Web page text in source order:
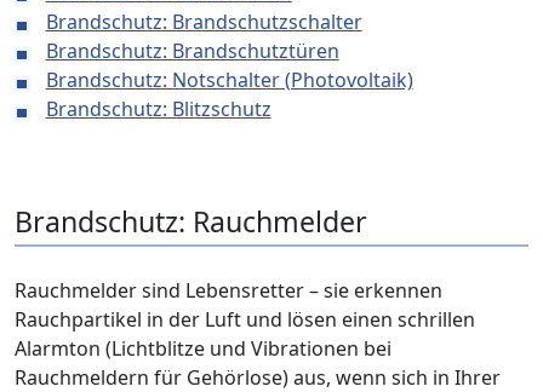
Brandschutz: Brandschutzschalter
Brandschutz: Brandschutztüren
Brandschutz: Notschalter (Photovoltaik)
Brandschutz: Blitzschutz
Brandschutz: Rauchmelder
Rauchmelder sind Lebensretter – sie erkennen
Rauchpartikel in der Luft und lösen einen schrillen
Alarmton (Lichtblitze und Vibrationen bei
Rauchmeldern für Gehörlose) aus, wenn sich in Ihrer